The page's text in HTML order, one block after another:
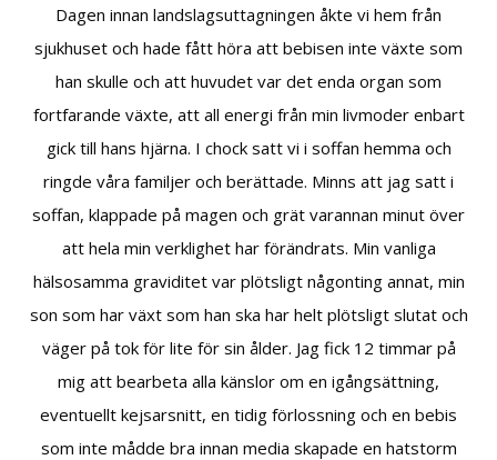
Dagen innan landslagsuttagningen åkte vi hem från
sjukhuset och hade fått höra att bebisen inte växte som
han skulle och att huvudet var det enda organ som
fortfarande växte, att all energi från min livmoder enbart
gick till hans hjärna. I chock satt vi i soffan hemma och
ringde våra familjer och berättade. Minns att jag satt i
soffan, klappade på magen och grät varannan minut över
att hela min verklighet har förändrats. Min vanliga
hälsosamma graviditet var plötsligt någonting annat, min
son som har växt som han ska har helt plötsligt slutat och
väger på tok för lite för sin ålder. Jag fick 12 timmar på
mig att bearbeta alla känslor om en igångsättning,
eventuellt kejsarsnitt, en tidig förlossning och en bebis
som inte mådde bra innan media skapade en hatstorm